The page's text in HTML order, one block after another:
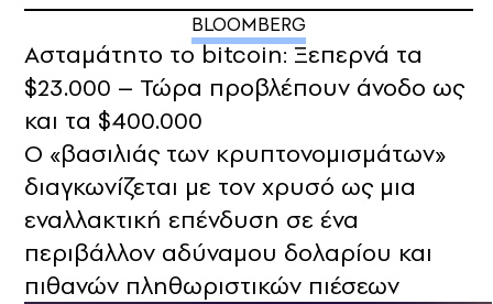
BLOOMBERG
Ασταμάτητο το bitcoin: Ξεπερνά τα
$23.000 – Τώρα προβλέπουν άνοδο ως
και τα $400.000
Ο «βασιλιάς των κρυπτονομισμάτων»
διαγκωνίζεται με τον χρυσό ως μια
εναλλακτική επένδυση σε ένα
περιβάλλον αδύναμου δολαρίου και
πιθανών πληθωριστικών πιέσεων